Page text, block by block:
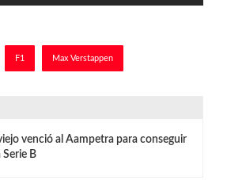
F1 Max Verstappen
venció al Aampetra para conseguir
Serie B